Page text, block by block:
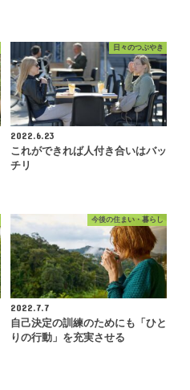
日々のつぶやき
2022.6.23
これができれば人付き合いはバッ
チリ
今後の住まい・暮らし
2022.7.7
自己決定の訓練のためにも「ひと
りの行動」を充実させる